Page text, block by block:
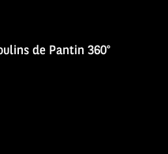
de Pantin 360°